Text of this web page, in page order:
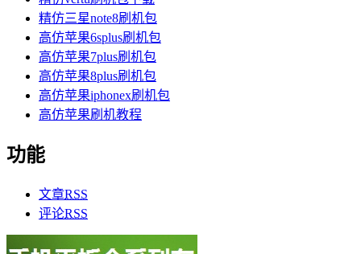
精仿三星note8刷机包
高仿苹果6splus刷机包
高仿苹果7plus刷机包
高仿苹果8plus刷机包
高仿苹果iphonex刷机包
高仿苹果刷机教程
功能
文章RSS
评论RSS